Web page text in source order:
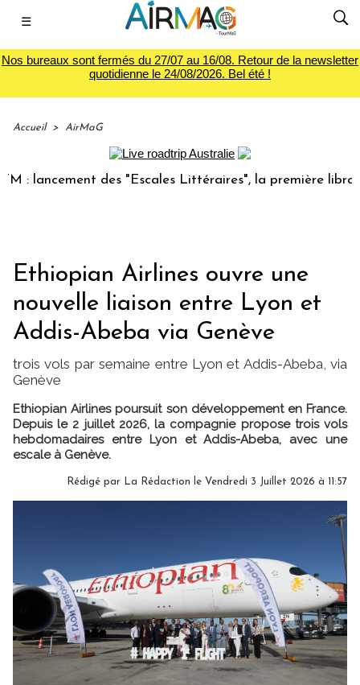
☰
Nos bureaux sont fermés du 27/07 au 16/08. Retour de la newsletter
quotidienne le 24/08/2026. Bel été !
Accueil > AirMaG
des "Escales Littéraires", la première librairie du
Ethiopian Airlines ouvre une
nouvelle liaison entre Lyon et
Addis-Abeba via Genève
trois vols par semaine entre Lyon et Addis-Abeba, via
Genève
Ethiopian Airlines poursuit son développement en France.
Depuis le 2 juillet 2026, la compagnie propose trois vols
hebdomadaires entre Lyon et Addis-Abeba, avec une
escale à Genève.
Rédigé par La Rédaction le Vendredi 3 Juillet 2026 à 11:57